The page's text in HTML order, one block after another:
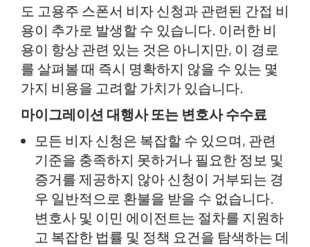
도 고용주 스폰서 비자 신청과 관련된 간접 비
용이 추가로 발생할 수 있습니다. 이러한 비
용이 항상 관련 있는 것은 아니지만, 이 경로
를 살펴볼 때 즉시 명확하지 않을 수 있는 몇
가지 비용을 고려할 가치가 있습니다.
마이그레이션 대행사 또는 변호사 수수료
모든 비자 신청은 복잡할 수 있으며, 관련
기준을 충족하지 못하거나 필요한 정보 및
증거를 제공하지 않아 신청이 거부되는 경
우 일반적으로 환불을 받을 수 없습니다.
변호사 및 이민 에이전트는 절차를 지원하
고 복잡한 법률 및 정책 요건을 탐색하는 데